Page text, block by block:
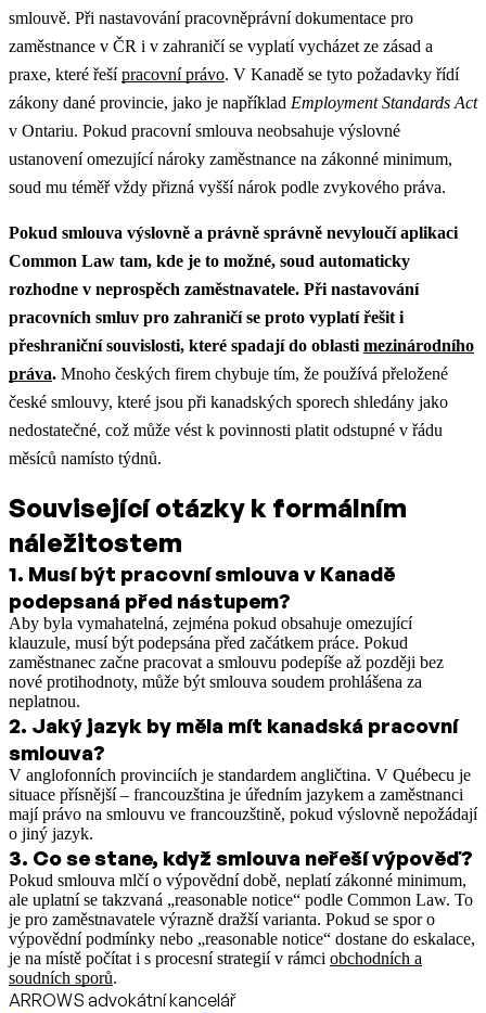
smlouvě. Při nastavování pracovněprávní dokumentace pro
zaměstnance v ČR i v zahraničí se vyplatí vycházet ze zásad a
praxe, které řeší pracovní právo. V Kanadě se tyto požadavky řídí
zákony dané provincie, jako je například Employment Standards Act
v Ontariu. Pokud pracovní smlouva neobsahuje výslovné
ustanovení omezující nároky zaměstnance na zákonné minimum,
soud mu téměř vždy přizná vyšší nárok podle zvykového práva.
Pokud smlouva výslovně a právně správně nevyloučí aplikaci
Common Law tam, kde je to možné, soud automaticky
rozhodne v neprospěch zaměstnavatele. Při nastavování
pracovních smluv pro zahraničí se proto vyplatí řešit i
přeshraniční souvislosti, které spadají do oblastimezinárodního
práva. Mnoho českých firem chybuje tím, že používá přeložené
české smlouvy, které jsou při kanadských sporech shledány jako
nedostatečné, což může vést k povinnosti platit odstupné v řádu
měsíců namísto týdnů.
Související otázky k formálním
náležitostem
1. Musí být pracovní smlouva v Kanadě
podepsaná před nástupem?
Aby byla vymahatelná, zejména pokud obsahuje omezující
klauzule, musí být podepsána před začátkem práce. Pokud
zaměstnanec začne pracovat a smlouvu podepíše až později bez
nové protihodnoty, může být smlouva soudem prohlášena za
neplatnou.
2. Jaký jazyk by měla mít kanadská pracovní
smlouva?
V anglofonních provinciích je standardem angličtina. V Québecu je
situace přísnější – francouzština je úředním jazykem a zaměstnanci
mají právo na smlouvu ve francouzštině, pokud výslovně nepožádají
o jiný jazyk.
3. Co se stane, když smlouva neřeší výpověď?
Pokud smlouva mlčí o výpovědní době, neplatí zákonné minimum,
ale uplatní se takzvaná „reasonable notice“ podle Common Law. To
je pro zaměstnavatele výrazně dražší varianta. Pokud se spor o
výpovědní podmínky nebo „reasonable notice“ dostane do eskalace,
je na místě počítat i s procesní strategií v rámci obchodních a
soudních sporů.
ARROWS advokátní kancelář